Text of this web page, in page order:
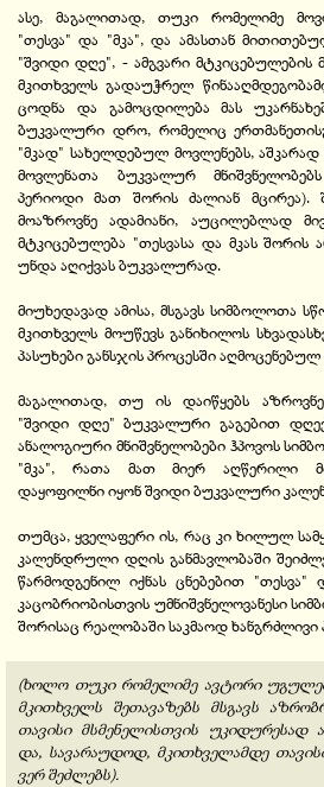
ასე, მაგალითად, თუკი რომელიმე
"თესვა" და "მკა", და ამასთან
"შვიდი დღე", - ამგვარი მტკიცებულების
მკითხველს გადაუჭრელ
ცოდნა და გამოცდილება მას
ბუკვალური დრო, რომელიც
"მკად" სახელდებულ მოვლენებს, აშკარად
მოვლენათა ბუკვალურ
პერიოდი მათ შორის ძალიან მცირეა).
მოაზროვნე ადამიანი, აუცილებლად
მტკიცებულება "თესვასა და მკას
უნდა აღიქვას ბუკვალურად.
მიუხედავად ამისა, მსგავს სიმბოლოთა
მკითხველს მოუწევს განიხილოს
პასუხები განსჯის პროცესში
მაგალითად, თუ ის დაიწყებს
"შვიდი დღე" ბუკვალური გაგებით
ანალოგიური მნიშვნელობები ჰპოვოს
"მკა", რათა მათ მიერ აღწერილი
დაყოფილნი იყონ შვიდი ბუკვალური
თუმცა, ყველაფერი ის, რაც კი ხილულ
კალენდრული დღის განმავლობაში
წარმოდგენილ იქნას ცნებებით "თესვა"
კაცობრიობისთვის უმნიშვნელოვანესი
შორისაც რეალობაში საკმაოდ ხანგრძლივი
(ხოლო თუკი რომელიმე ავტორი
მკითხველს შეთავაზებს მსგავს
თავისი მსმენელისთვის უკიდურესად
და, სავარაუდოდ, მკითხველამდე
ვერ შეძლებს).